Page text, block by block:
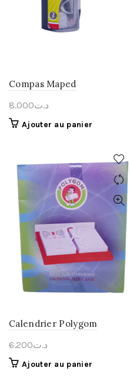
Compas Maped
د.ت8.000
Ajouter au panier
Calendrier Polygom
د.ت6.200
Ajouter au panier